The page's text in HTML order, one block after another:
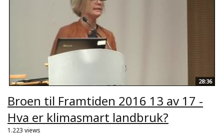
28:36
Broen til Framtiden 2016 13 av 17 -
Hva er klimasmart landbruk?
1.223 views